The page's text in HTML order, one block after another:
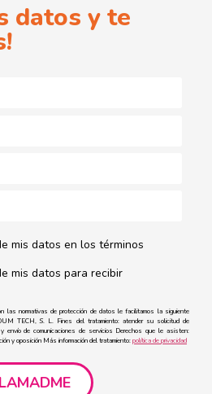
datos y te
mis datos en los términos
mis datos para recibir
las normativas de protección de datos le facilitamos la siguiente
TECH, S. L. Fines del tratamiento: atender su solicitud de
y envío de comunicaciones de servicios Derechos que le asisten:
y oposición Más información del tratamiento:política de privacidad